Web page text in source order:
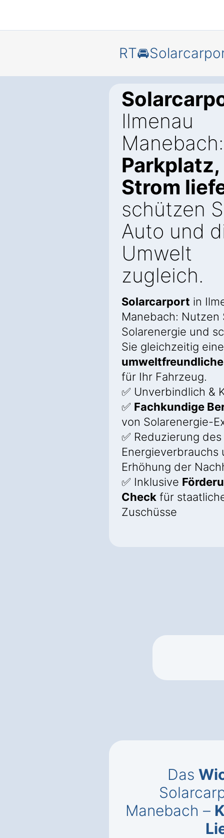
Ilmenau
Strom
schützen
Auto und
Umwelt
zugleich.
Solarcarport in
Manebach: Nutzen
Solarenergie und
Sie gleichzeitig eine
für Ihr Fahrzeug.
✅ Unverbindlich &
✅ Fachkundige
von Solarenergie-
✅ Reduzierung des
Energieverbrauchs
Erhöhung der
✅ Inklusive
Check für
Zuschüsse
Das
Manebach –